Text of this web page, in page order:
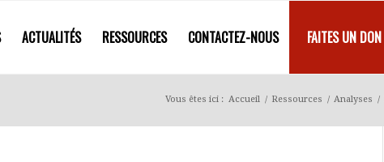
ACTUALITÉS RESSOURCES CONTACTEZ-NOUS FAITES UN DON
Vous êtes ici : Accueil / Ressources / Analyses /